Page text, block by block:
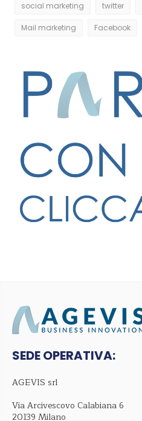
social marketing twitter
Mail marketing Facebook
SEDE OPERATIVA:
AGEVIS srl
Via Arcivescovo Calabiana 6
20139 Milano